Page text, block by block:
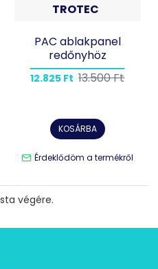
TROTEC
PAC ablakpanel
redőnyhöz
12.825 Ft 13.500 Ft
KOSÁRBA
Érdeklődöm a termékről
végére.